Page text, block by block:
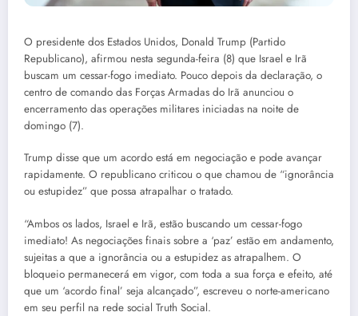
O presidente dos Estados Unidos, Donald Trump (Partido
Republicano), afirmou nesta segunda-feira (8) que Israel e Irã
buscam um cessar-fogo imediato. Pouco depois da declaração, o
centro de comando das Forças Armadas do Irã anunciou o
encerramento das operações militares iniciadas na noite de
domingo (7).
Trump disse que um acordo está em negociação e pode avançar
rapidamente. O republicano criticou o que chamou de “ignorância
ou estupidez” que possa atrapalhar o tratado.
“Ambos os lados, Israel e Irã, estão buscando um cessar-fogo
imediato! As negociações finais sobre a ‘paz’ estão em andamento,
sujeitas a que a ignorância ou a estupidez as atrapalhem. O
bloqueio permanecerá em vigor, com toda a sua força e efeito, até
que um ‘acordo final’ seja alcançado”, escreveu o norte-americano
em seu perfil na rede social Truth Social.